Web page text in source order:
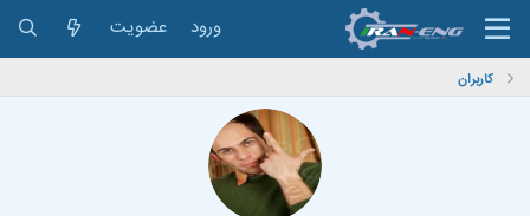
ورود عضویت
کاربران